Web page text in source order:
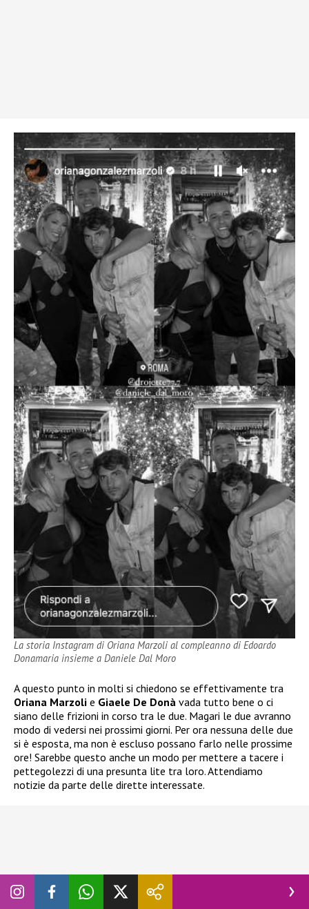
La storia Instagram di Oriana Marzoli al compleanno di Edoardo
Donamaria insieme a Daniele Dal Moro
A questo punto in molti si chiedono se effettivamente tra
Oriana Marzoli e Giaele De Donà vada tutto bene o ci
siano delle frizioni in corso tra le due. Magari le due avranno
modo di vedersi nei prossimi giorni. Per ora nessuna delle due
si è esposta, ma non è escluso possano farlo nelle prossime
ore! Sarebbe questo anche un modo per mettere a tacere i
pettegolezzi di una presunta lite tra loro. Attendiamo
notizie da parte delle dirette interessate.